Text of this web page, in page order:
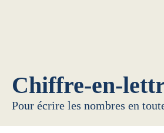
Chiffre-en-
Pour écrire les nombres en